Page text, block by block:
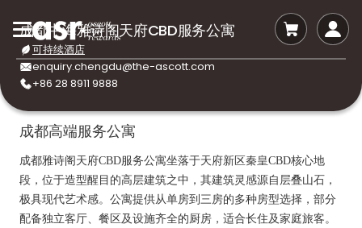
成都中海雅诗阁天府CBD服务公寓
可持续酒店
enquiry.chengdu@the-ascott.com
+86 28 8911 9888
成都高端服务公寓
成都雅诗阁天府CBD服务公寓坐落于天府新区秦皇CBD核心地
段，位于造型醒目的高层建筑之中，其建筑灵感源自层叠山石，
极具现代艺术感。公寓提供从单房到三房的多种房型选择，部分
配备独立客厅、餐区及设施齐全的厨房，适合长住及家庭旅客。